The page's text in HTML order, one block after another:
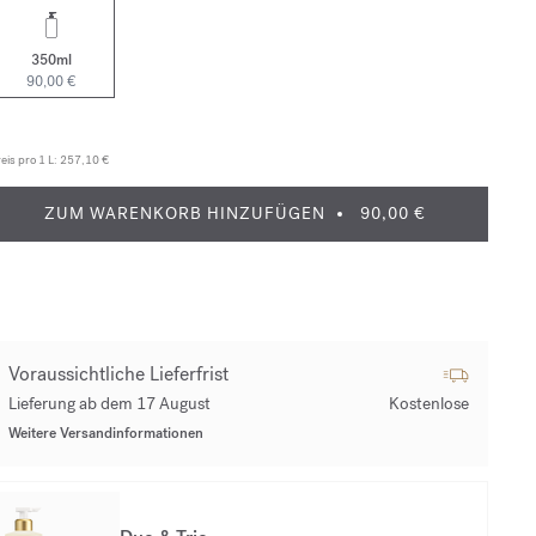
350ml
90,00 €
pro 1 L: 257,10 €
ZUM WARENKORB HINZUFÜGEN 90,00 €
Voraussichtliche Lieferfrist
Lieferung ab dem 17 August Kostenlose
Weitere Versandinformationen